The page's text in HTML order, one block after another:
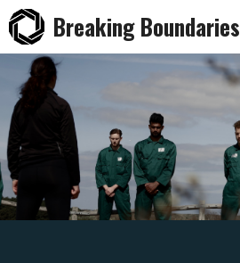
Ga
naar
de
inhoud
Breaking Boundaries